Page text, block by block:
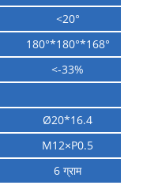
<20°
180°*180°*168°
<-33%
Ø20*16.4
M12×P0.5
6 ग्राम